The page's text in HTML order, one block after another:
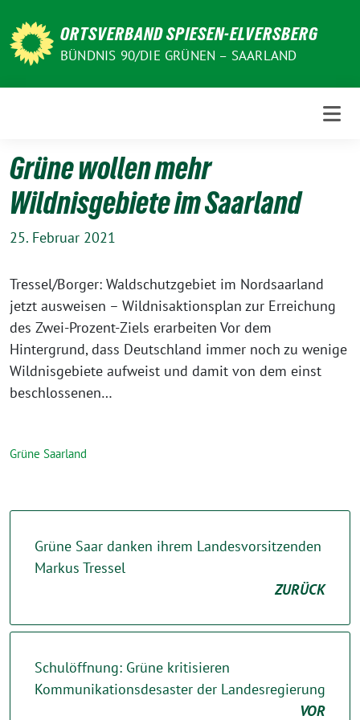
zum
Inhalt
ORTSVERBAND SPIESEN-ELVERSBERG
BÜNDNIS 90/DIE GRÜNEN – SAARLAND
Grüne wollen mehr
Wildnisgebiete im Saarland
25. Februar 2021
Tressel/Borger: Waldschutzgebiet im Nordsaarland
jetzt ausweisen – Wildnisaktionsplan zur Erreichung
des Zwei-Prozent-Ziels erarbeiten Vor dem
Hintergrund, dass Deutschland immer noch zu wenige
Wildnisgebiete aufweist und damit von dem einst
beschlossenen…
Grüne Saarland
Grüne Saar danken ihrem Landesvorsitzenden
Markus Tressel
ZURÜCK
Schulöffnung: Grüne kritisieren
Kommunikationsdesaster der Landesregierung
VOR